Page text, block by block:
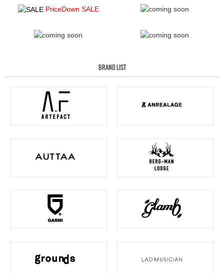
PriceDown SALE
BRAND LIST